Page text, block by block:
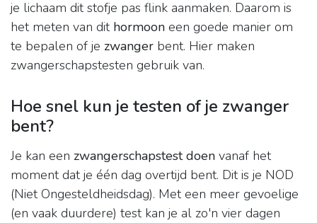
je lichaam dit stofje pas flink aanmaken. Daarom is
het meten van dit hormoon een goede manier om
te bepalen of je zwanger bent. Hier maken
zwangerschapstesten gebruik van.
Hoe snel kun je testen of je zwanger
bent?
Je kan een zwangerschapstest doen vanaf het
moment dat je één dag overtijd bent. Dit is je NOD
(Niet Ongesteldheidsdag). Met een meer gevoelige
(en vaak duurdere) test kan je al zo'n vier dagen